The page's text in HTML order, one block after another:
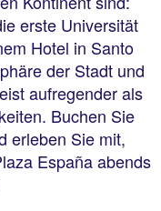
erste Universität
Hotel in Santo
der Stadt und
aufregender als
Buchen Sie
erleben Sie mit,
España abends